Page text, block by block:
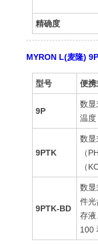
精确度
MYRON L(麦隆)
型号 便携
9P
数显
温度
9PTK
数显
（
（
9PTK-BD
数
件光
存
100